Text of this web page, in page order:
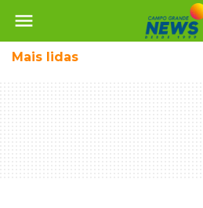
menu
Mais lidas